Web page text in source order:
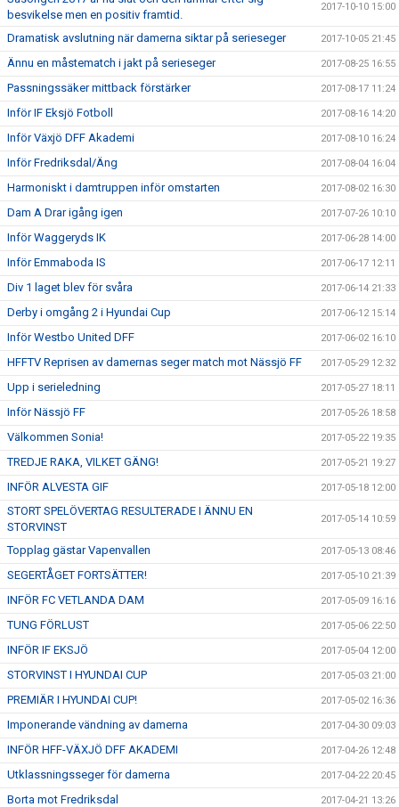
besvikelse men en positiv framtid.
2017-10-10 15:00
Dramatisk avslutning när damerna siktar på serieseger 2017-10-05 21:45
Ännu en måstematch i jakt på serieseger 2017-08-25 16:55
Passningssäker mittback förstärker 2017-08-17 11:24
Inför IF Eksjö Fotboll 2017-08-16 14:20
Inför Växjö DFF Akademi 2017-08-10 16:24
Inför Fredriksdal/Äng 2017-08-04 16:04
Harmoniskt i damtruppen inför omstarten 2017-08-02 16:30
Dam A Drar igång igen 2017-07-26 10:10
Inför Waggeryds IK 2017-06-28 14:00
Inför Emmaboda IS 2017-06-17 12:11
Div 1 laget blev för svåra 2017-06-14 21:33
Derby i omgång 2 i Hyundai Cup 2017-06-12 15:14
Inför Westbo United DFF 2017-06-02 16:10
HFFTV Reprisen av damernas seger match mot Nässjö FF 2017-05-29 12:32
Upp i serieledning 2017-05-27 18:11
Inför Nässjö FF 2017-05-26 18:58
Välkommen Sonia! 2017-05-22 19:35
TREDJE RAKA, VILKET GÄNG! 2017-05-21 19:27
INFÖR ALVESTA GIF 2017-05-18 12:00
STORT SPELÖVERTAG RESULTERADE I ÄNNU EN
STORVINST
2017-05-14 10:59
Topplag gästar Vapenvallen 2017-05-13 08:46
SEGERTÅGET FORTSÄTTER! 2017-05-10 21:39
INFÖR FC VETLANDA DAM 2017-05-09 16:16
TUNG FÖRLUST 2017-05-06 22:50
INFÖR IF EKSJÖ 2017-05-04 12:00
STORVINST I HYUNDAI CUP 2017-05-03 21:00
PREMIÄR I HYUNDAI CUP! 2017-05-02 16:36
Imponerande vändning av damerna 2017-04-30 09:03
INFÖR HFF-VÄXJÖ DFF AKADEMI 2017-04-26 12:48
Utklassningsseger för damerna 2017-04-22 20:45
Borta mot Fredriksdal 2017-04-21 13:26